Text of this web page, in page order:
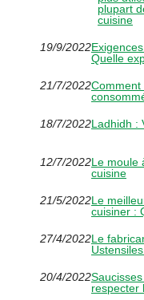
plupart
cuisine
19/9/2022
Quelle
21/7/2022Comment
18/7/2022Ladhidh :
12/7/2022Le moule
cuisine
21/5/2022Le
cuisiner :
27/4/2022Le
20/4/2022
respecter